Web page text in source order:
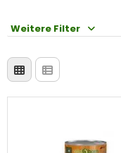
Weitere Filter